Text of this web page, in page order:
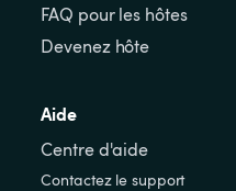
FAQ pour les hôtes
Devenez hôte
Aide
Centre d'aide
Contactez le support